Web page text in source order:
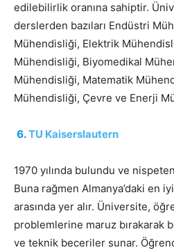
edilebilirlik oranına sahiptir.
derslerden bazıları Endüstri
Mühendisliği, Elektrik
Mühendisliği, Biyomedikal
Mühendisliği, Matematik
Mühendisliği, Çevre ve Enerji
TU Kaiserslautern
1970 yılında bulundu ve
Buna rağmen Almanya’daki en
arasında yer alır. Üniversite,
problemlerine maruz bırakarak
ve teknik beceriler sunar.